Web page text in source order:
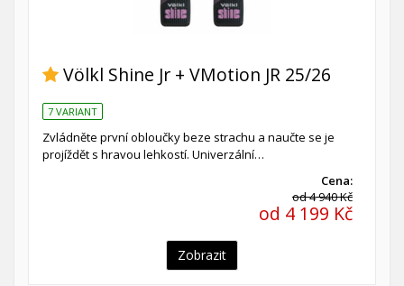
Völkl Shine Jr + VMotion JR 25/26
7 VARIANT
Zvládněte první obloučky beze strachu a naučte se je
projíždět s hravou lehkostí. Univerzální…
Cena:
od 4 940 Kč
od 4 199 Kč
Zobrazit